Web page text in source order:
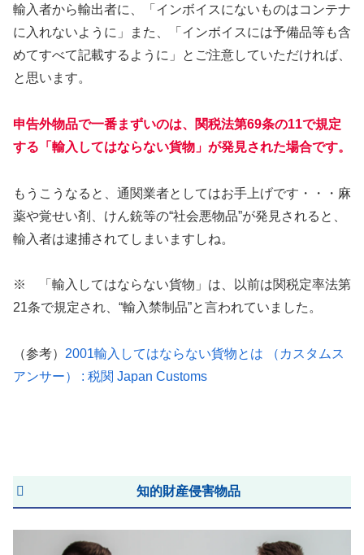
輸入者から輸出者に、「インボイスにないものはコンテナ
に入れないように」また、「インボイスには予備品等も含
めてすべて記載するように」とご注意していただければ、
と思います。
申告外物品で一番まずいのは、関税法第69条の11で規定
する「輸入してはならない貨物」が発見された場合です。
もうこうなると、通関業者としてはお手上げです・・・麻
薬や覚せい剤、けん銃等の“社会悪物品”が発見されると、
輸入者は逮捕されてしまいますしね。
※ 「輸入してはならない貨物」は、以前は関税定率法第
21条で規定され、“輸入禁制品”と言われていました。
（参考） 2001輸入してはならない貨物とは （カスタムス
アンサー） : 税関 Japan Customs
知的財産侵害物品